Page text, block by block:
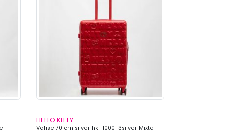
HELLO KITTY
Valise 70 cm silver hk-11000-3silver Mixte